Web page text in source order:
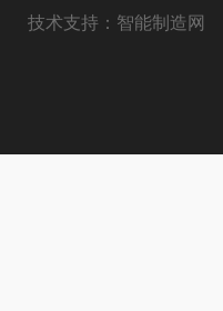
技术支持： 智能制造网